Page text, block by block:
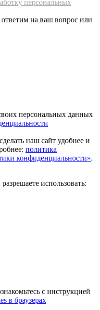
персональных
на ваш вопрос или
персональных данных
наш сайт удобнее и
политика
конфиденциальности».
использовать:
с инструкцией
в браузерах